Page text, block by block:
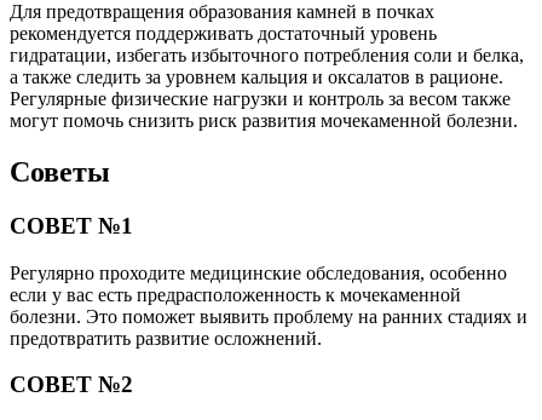
Для предотвращения образования камней в почках
рекомендуется поддерживать достаточный уровень
гидратации, избегать избыточного потребления соли и белка,
а также следить за уровнем кальция и оксалатов в рационе.
Регулярные физические нагрузки и контроль за весом также
могут помочь снизить риск развития мочекаменной болезни.
Советы
СОВЕТ №1
Регулярно проходите медицинские обследования, особенно
если у вас есть предрасположенность к мочекаменной
болезни. Это поможет выявить проблему на ранних стадиях и
предотвратить развитие осложнений.
СОВЕТ №2